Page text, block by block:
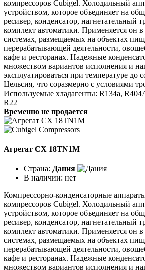
компрессоров Cubigel. Холодильный
устройством, которое объединяет на
ресивер, конденсатор, нагнетательный
комплект автоматики. Применяется он
системах, размещаемых на объектах
перерабатывающей деятельности,
кафе и ресторанах. Надежные
множеством вариантов исполнения и
эксплуатироваться при температуре до
Цельсия, что соразмерно с условиями
Используемые хладагенты: R134a,
R22
Временно не продается
Агрегат CX 18TN1M
Страна: Дания
В наличии: нет
Компрессорно-конденсаторные
компрессоров Cubigel. Холодильный
устройством, которое объединяет на
ресивер, конденсатор, нагнетательный
комплект автоматики. Применяется он
системах, размещаемых на объектах
перерабатывающей деятельности,
кафе и ресторанах. Надежные
множеством вариантов исполнения и